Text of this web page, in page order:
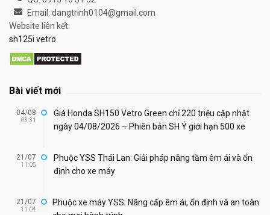
Email: dangtrinh0104@gmail.com
Website liên kết:
sh125i vetro
Bài viết mới
04/08
03:31
Giá Honda SH150 Vetro Green chỉ 220 triệu cập nhật
ngày 04/08/2026 – Phiên bản SH Ý giới hạn 500 xe
21/07
11:05
Phuộc YSS Thái Lan: Giải pháp nâng tầm êm ái và ổn
định cho xe máy
21/07
11:04
Phuộc xe máy YSS: Nâng cấp êm ái, ổn định và an toàn